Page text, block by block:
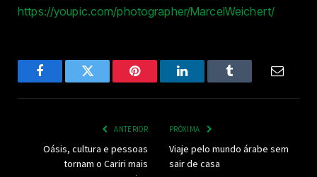
https://youpic.com/photographer/MarcelWeichert/
FacebookTwitter Pinterest LinkedInTumblr Email
ANTERIOR
Oásis, cultura e pessoas
tornam o Cariri mais
PRÓXIMA
Viaje pelo mundo árabe sem
sair de casa